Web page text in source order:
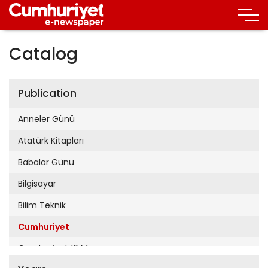
Catalog
Publication
Anneler Günü
Atatürk Kitapları
Babalar Günü
Bilgisayar
Bilim Teknik
Cumhuriyet
Cumhuriyet 19 Mayıs